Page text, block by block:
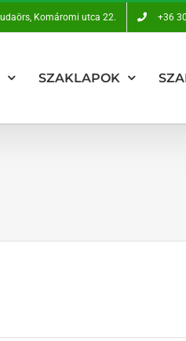
Komáromi utca 22. +36
SZAKLAPOK